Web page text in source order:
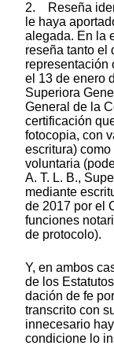
2. Reseña
le haya
alegada. En la
reseña tanto el
representación
el 13 de enero
Superiora
General de la
certificación
fotocopia, con
escritura)
voluntaria
A. T. L. B.,
mediante
de 2017 por el
funciones
de protocolo).
Y, en ambos
de los
dación de fe
transcrito con
innecesario
condicione lo